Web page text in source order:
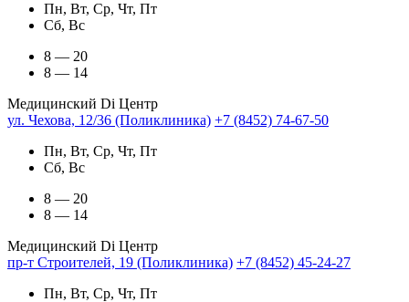
Пн, Вт, Ср, Чт, Пт
Сб, Вс
8 — 20
8 — 14
Медицинский Di Центр
ул. Чехова, 12/36 (Поликлиника) +7 (8452) 74-67-50
Пн, Вт, Ср, Чт, Пт
Сб, Вс
8 — 20
8 — 14
Медицинский Di Центр
пр-т Строителей, 19 (Поликлиника) +7 (8452) 45-24-27
Пн, Вт, Ср, Чт, Пт